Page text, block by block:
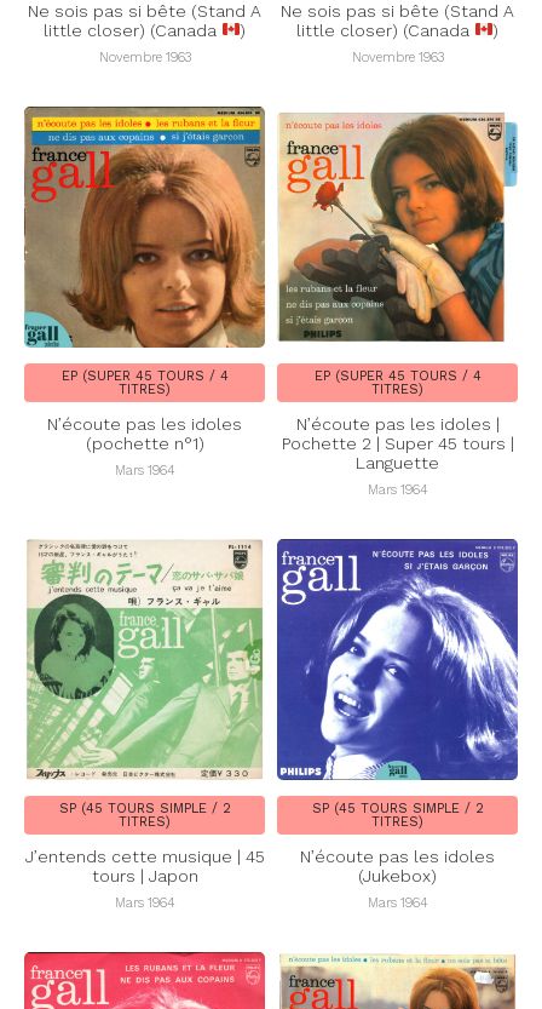
Ne sois pas si bête (Stand A
little closer) (Canada
)
Novembre 1963
Ne sois pas si bête (Stand A
little closer) (Canada
)
Novembre 1963
EP (SUPER 45 TOURS / 4
TITRES)
N’écoute pas les idoles
(pochette n°1)
Mars 1964
EP (SUPER 45 TOURS / 4
TITRES)
N’écoute pas les idoles |
Pochette 2 | Super 45 tours |
Languette
Mars 1964
SP (45 TOURS SIMPLE / 2
TITRES)
J’entends cette musique | 45
tours | Japon
Mars 1964
SP (45 TOURS SIMPLE / 2
TITRES)
N’écoute pas les idoles
(Jukebox)
Mars 1964